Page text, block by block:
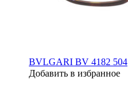
BVLGARI BV 4182 504
Добавить в избранное